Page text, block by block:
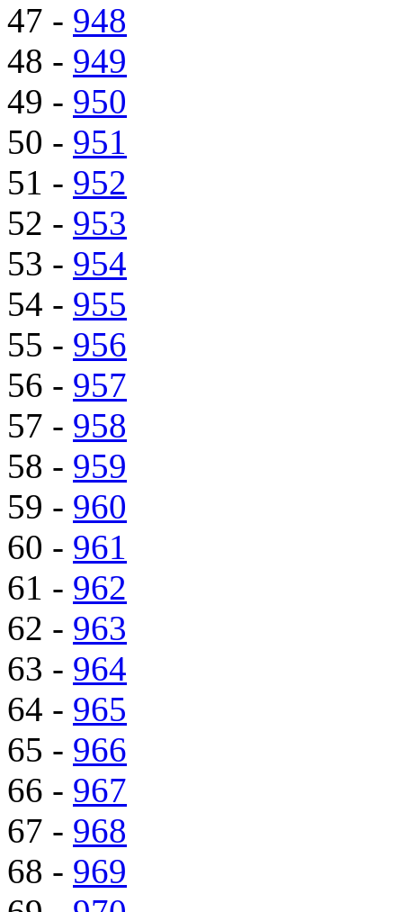
47 - 948
48 - 949
49 - 950
50 - 951
51 - 952
52 - 953
53 - 954
54 - 955
55 - 956
56 - 957
57 - 958
58 - 959
59 - 960
60 - 961
61 - 962
62 - 963
63 - 964
64 - 965
65 - 966
66 - 967
67 - 968
68 - 969